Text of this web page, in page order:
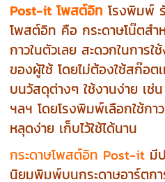
Post-it โพสต์อิท โรงพิมพ์
โพสต์อิท คือ กระดาษโน๊ตสำ
กาวในตัวเลย สะดวกในการ
ของผู้ใช้ โดยไม่ต้องใช้สก๊อ
บนวัสดุต่างๆ ใช้งานง่าย เช่
ฯลฯ โดยโรงพิมพ์เลือกใช้ก
หลุดง่าย เก็บไว้ใช้ได้นาน
กระดาษโพสต์อิท Post-it มี
นิยมพิมพ์บนกระดาษอาร์ตก